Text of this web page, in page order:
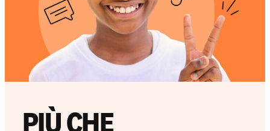
PIÙ CHE